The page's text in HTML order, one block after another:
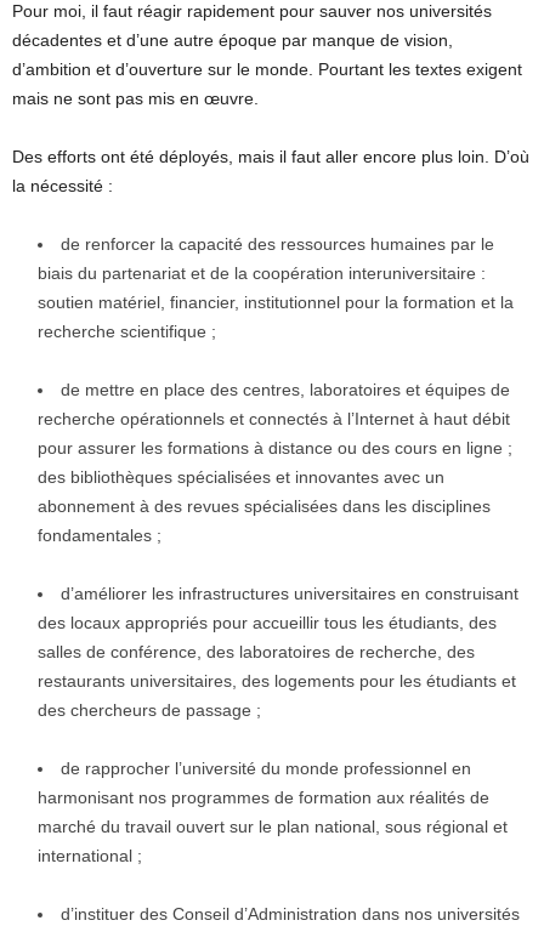
Pour moi, il faut réagir rapidement pour sauver nos universités
décadentes et d’une autre époque par manque de vision,
d’ambition et d’ouverture sur le monde. Pourtant les textes exigent
mais ne sont pas mis en œuvre.
Des efforts ont été déployés, mais il faut aller encore plus loin. D’où
la nécessité :
de renforcer la capacité des ressources humaines par le
biais du partenariat et de la coopération interuniversitaire :
soutien matériel, financier, institutionnel pour la formation et la
recherche scientifique ;
de mettre en place des centres, laboratoires et équipes de
recherche opérationnels et connectés à l’Internet à haut débit
pour assurer les formations à distance ou des cours en ligne ;
des bibliothèques spécialisées et innovantes avec un
abonnement à des revues spécialisées dans les disciplines
fondamentales ;
d’améliorer les infrastructures universitaires en construisant
des locaux appropriés pour accueillir tous les étudiants, des
salles de conférence, des laboratoires de recherche, des
restaurants universitaires, des logements pour les étudiants et
des chercheurs de passage ;
de rapprocher l’université du monde professionnel en
harmonisant nos programmes de formation aux réalités de
marché du travail ouvert sur le plan national, sous régional et
international ;
d’instituer des Conseil d’Administration dans nos universités